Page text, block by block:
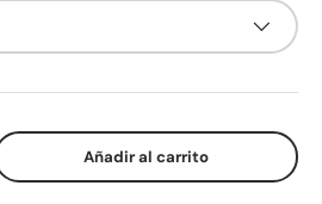
la cantidadAñadir al carrito